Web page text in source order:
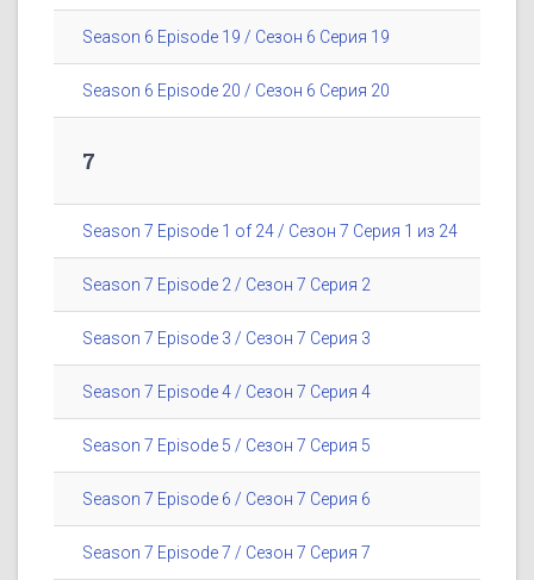
Season 6 Episode 19 / Сезон 6 Серия 19
Season 6 Episode 20 / Сезон 6 Серия 20
7
Season 7 Episode 1 of 24 / Сезон 7 Серия 1 из 24
Season 7 Episode 2 / Сезон 7 Серия 2
Season 7 Episode 3 / Сезон 7 Серия 3
Season 7 Episode 4 / Сезон 7 Серия 4
Season 7 Episode 5 / Сезон 7 Серия 5
Season 7 Episode 6 / Сезон 7 Серия 6
Season 7 Episode 7 / Сезон 7 Серия 7